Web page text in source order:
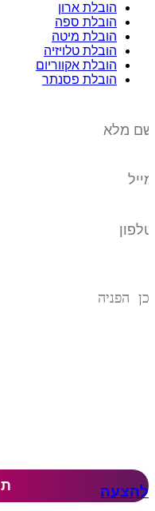
הובלת ארון
הובלת ספה
הובלת מיטה
הובלת טלויזיה
הובלת אקווריום
הובלת פסנתר
להצעה